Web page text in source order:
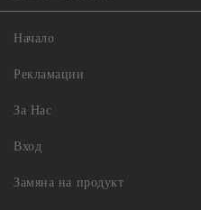
Начало
Рекламации
За Нас
Вход
Замяна на продукт